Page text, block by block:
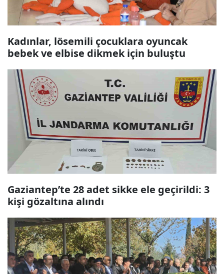
Kadınlar, lösemili çocuklara oyuncak
bebek ve elbise dikmek için buluştu
Gaziantep’te 28 adet sikke ele geçirildi: 3
kişi gözaltına alındı